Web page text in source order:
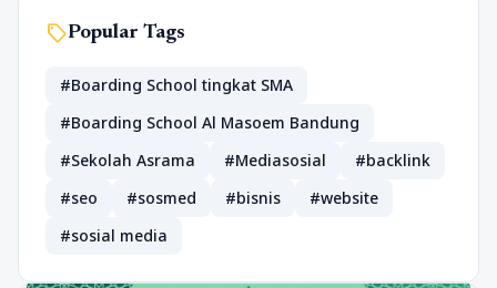
sellPopular Tags
#Boarding School tingkat SMA
#Boarding School Al Masoem Bandung
#Sekolah Asrama
#Mediasosial
#backlink
#seo
#sosmed #bisnis
#website
#sosial media